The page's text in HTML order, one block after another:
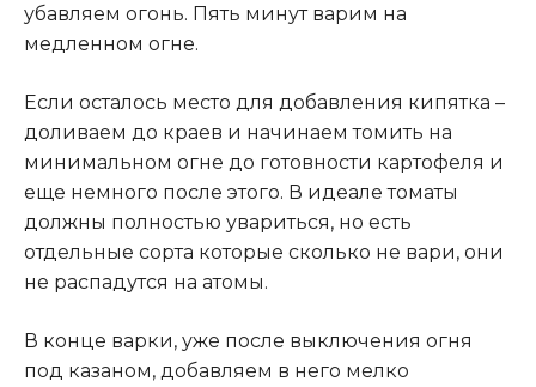
убавляем огонь. Пять минут варим на
медленном огне.
Если осталось место для добавления кипятка –
доливаем до краев и начинаем томить на
минимальном огне до готовности картофеля и
еще немного после этого. В идеале томаты
должны полностью увариться, но есть
отдельные сорта которые сколько не вари, они
не распадутся на атомы.
В конце варки, уже после выключения огня
под казаном, добавляем в него мелко